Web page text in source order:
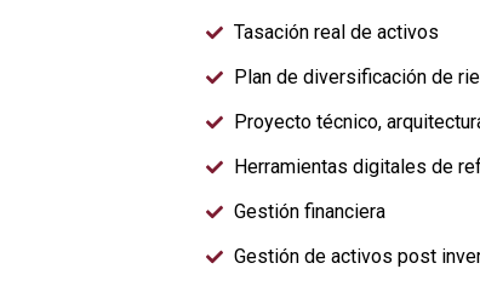
Tasación real de activos
Plan de diversificación de
Proyecto técnico,
Herramientas digitales de
Gestión financiera
Gestión de activos post